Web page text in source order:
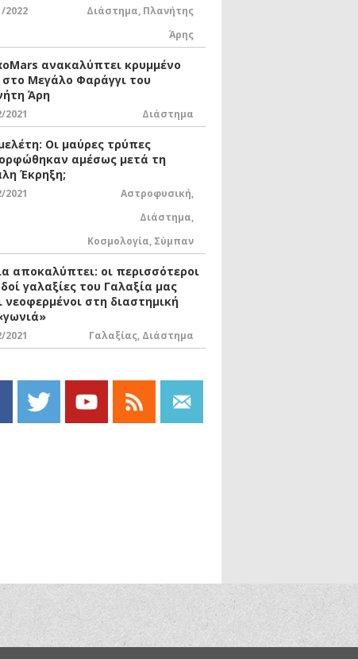
2022 Διάστημα, Πλανήτης
Άρης
ανακαλύπτει κρυμμένο
στο Μεγάλο Φαράγγι του
Άρη
2021 Διάστημα
Οι μαύρες τρύπες
αμέσως μετά τη
Έκρηξη;
2021 Αστροφυσική,
Διάστημα,
Κοσμολογία, Σύμπαν
αποκαλύπτει: οι περισσότεροι
γαλαξίες του Γαλαξία μας
νεοφερμένοι στη διαστημική
2021 Γαλαξίας, Διάστημα